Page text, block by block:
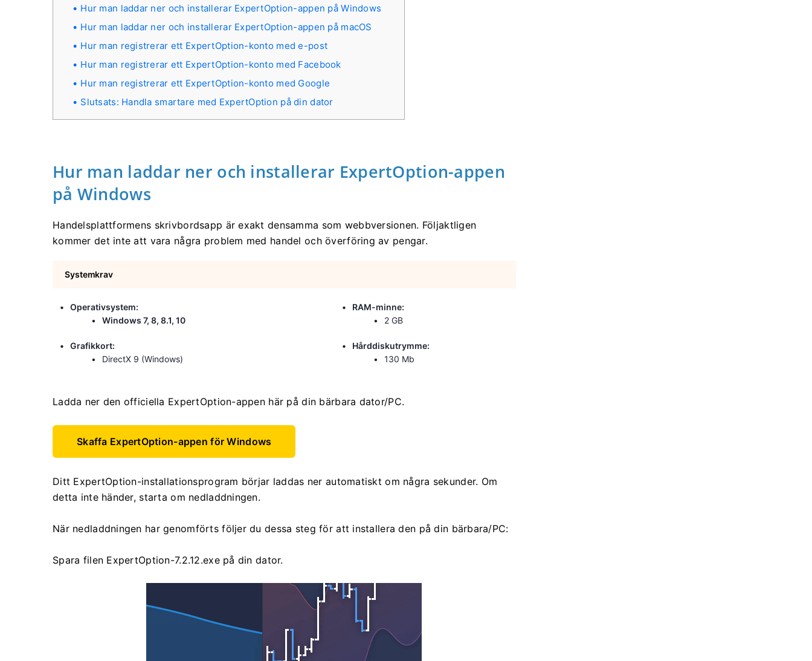
Hur man laddar ner och installerar ExpertOption-appen på Windows
Hur man laddar ner och installerar ExpertOption-appen på macOS
Hur man registrerar ett ExpertOption-konto med e-post
Hur man registrerar ett ExpertOption-konto med Facebook
Hur man registrerar ett ExpertOption-konto med Google
Slutsats: Handla smartare med ExpertOption på din dator
Hur man laddar ner och installerar ExpertOption-appen
på Windows
Handelsplattformens skrivbordsapp är exakt densamma som webbversionen. Följaktligen
kommer det inte att vara några problem med handel och överföring av pengar.
Systemkrav
Operativsystem:
Windows 7, 8, 8.1, 10
RAM-minne:
2 GB
Grafikkort:
DirectX 9 (Windows)
Hårddiskutrymme:
130 Mb
Ladda ner den officiella ExpertOption-appen här på din bärbara dator/PC.
Skaffa ExpertOption-appen för Windows
Ditt ExpertOption-installationsprogram börjar laddas ner automatiskt om några sekunder. Om
detta inte händer, starta om nedladdningen.
När nedladdningen har genomförts följer du dessa steg för att installera den på din bärbara/PC:
Spara filen ExpertOption-7.2.12.exe på din dator.